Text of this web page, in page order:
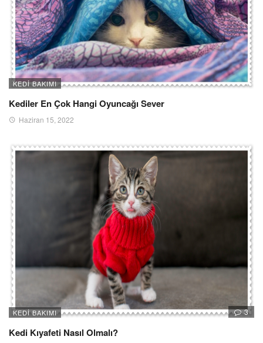
KEDI BAKIMI
Kediler En Çok Hangi Oyuncağı Sever
Haziran 15, 2022
KEDI BAKIMI 3
Kedi Kıyafeti Nasıl Olmalı?